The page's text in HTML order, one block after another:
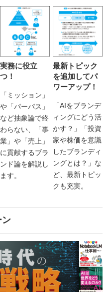
実務に役立
つ！
「ミッション」
や「パーパス」
など抽象論で終
わらない、「事
業」や「売上」
に貢献するブラ
ンド論を解説し
ます。
最新トピック
を追加してパ
ワーアップ！
「AIをブランデ
ィングにどう活
かす？」「投資
家や株価を意識
したブランディ
ングとは？」な
ど、最新トピッ
クも充実。
ン